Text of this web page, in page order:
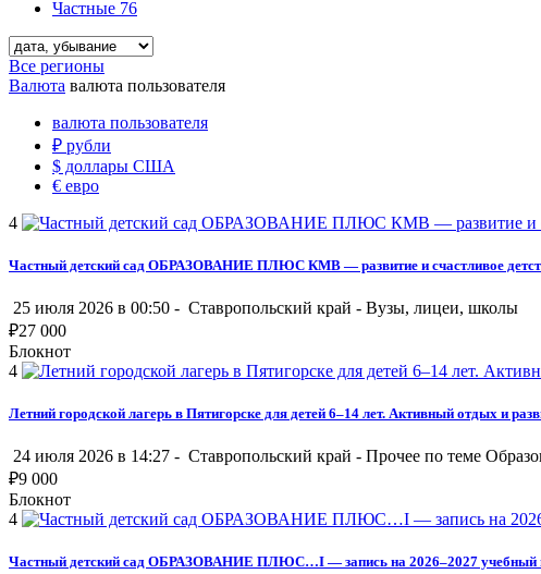
Частные 76
Все регионы
Валюта валюта пользователя
валюта пользователя
₽ рубли
$ доллары США
€ евро
4
Частный детский сад ОБРАЗОВАНИЕ ПЛЮС КМВ — развитие и счастливое
25 июля 2026 в 00:50 - Ставропольский край - Вузы, лицеи, школы
₽27 000
Блокнот
4
Летний городской лагерь в Пятигорске для детей 6–14 лет. Активный отдых и
24 июля 2026 в 14:27 - Ставропольский край - Прочее по теме
₽9 000
Блокнот
4
Частный детский сад ОБРАЗОВАНИЕ ПЛЮС…I — запись на 2026–2027 учебный